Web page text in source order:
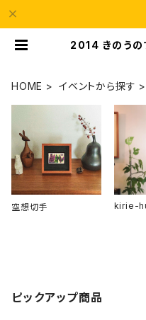
2014 きのう
HOME イベントから探す
空想切手 kirie-
ピックアップ商品